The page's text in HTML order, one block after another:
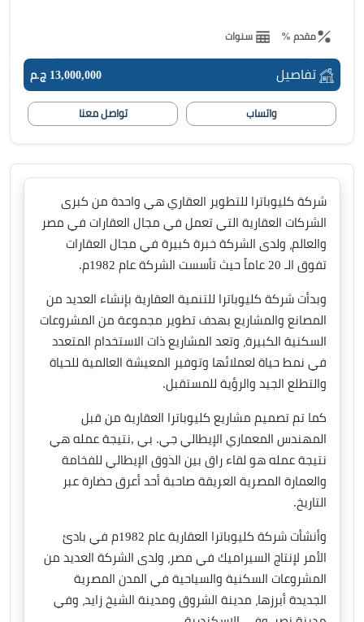
مقدم % سنوات
تفاصيل 13,000,000 ج.م
واتساب تواصل معنا
شركة كليوباترا للتطوير العقاري هي واحدة من كبرى
الشركات العقارية التي تعمل في مجال العقارات في مصر
والعالم، ولدى الشركة خبرة كبيرة في مجال العقارات
تفوق الـ 20 عاماً حيث تأسست الشركة عام 1982م.
وبدأت شركة كليوباترا للتنمية العقارية بإنشاء العديد من
المصانع والمشاريع بهدف تطوير مجموعة من المشروعات
السكنية الكبيرة، وتعد المشاريع ذات الاستخدام المتعدد
في نمط حياة لعملائها وتوفير المعيشة العالمية للحياة
والتطلع الجيد والرؤية للمستقبل.
كما تم تصميم مشاريع كليوباترا العقارية من قبل
المهندس المعماري الإيطالي جي. بي ,نتيجة عمله هي
نتيجة عمله هو لقاء راق بين الذوق الإيطالي للفخامة
والعمارة المصرية العريقة صاحبة أحد أعرق حضارة عبر
التاريخ.
وأنشأت شركة كليوباترا العقارية عام 1982م في بادئ
الأمر لإنتاج السيراميك في مصر، ولدى الشركة العديد من
المشروعات السكنية والسياحية في المدن المصرية
الجديدة أبرزها، مدينة الشروق ومدينة الشيخ زايد، وفي